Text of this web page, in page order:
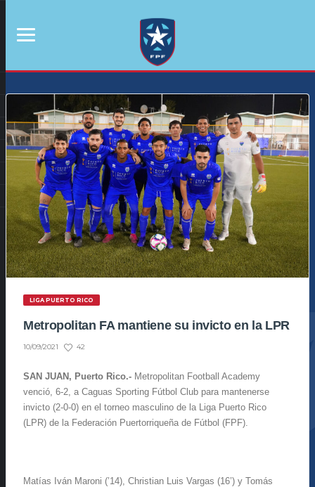
LIGA PUERTO RICO
Metropolitan FA mantiene su invicto en la LPR
10/09/2021 42
SAN JUAN, Puerto Rico.- Metropolitan Football Academy
venció, 6-2, a Caguas Sporting Fútbol Club para mantenerse
invicto (2-0-0) en el torneo masculino de la Liga Puerto Rico
(LPR) de la Federación Puertorriqueña de Fútbol (FPF).
Matías Iván Maroni (’14), Christian Luis Vargas (16’) y Tomás